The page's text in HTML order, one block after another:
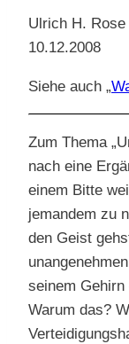
Ulrich H.
10.12.2008
Siehe auch „
Zum Thema
nach eine
einem Bitte
jemandem zu
den Geist
seinem
Warum das?